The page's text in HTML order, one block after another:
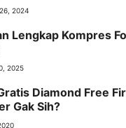
2024
Lengkap Kompres
2025
Diamond Free
Gak Sih?